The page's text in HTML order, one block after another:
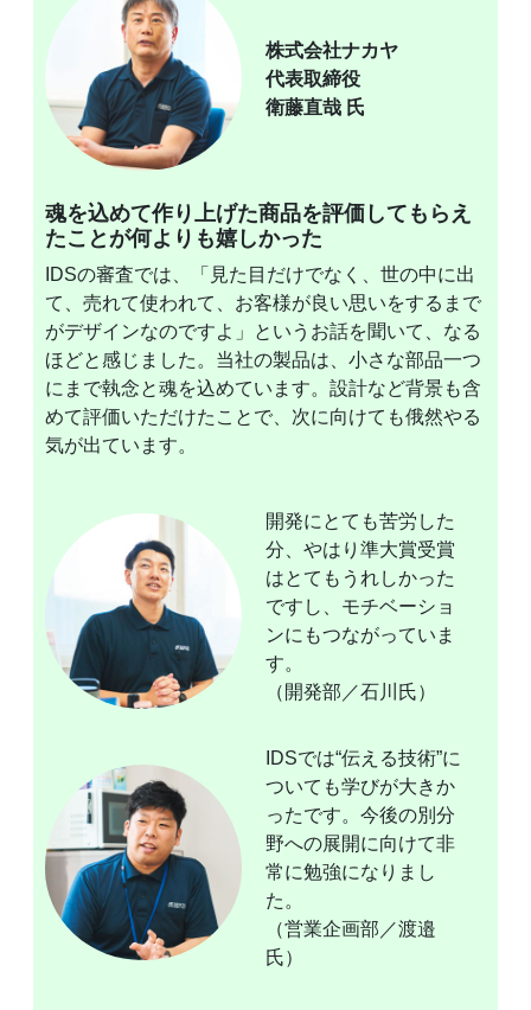
株式会社ナカヤ
代表取締役
衛藤直哉 氏
魂を込めて作り上げた商品を評価してもらえ
たことが何よりも嬉しかった
IDSの審査では、「見た目だけでなく、世の中に出
て、売れて使われて、お客様が良い思いをするまで
がデザインなのですよ」というお話を聞いて、なる
ほどと感じました。当社の製品は、小さな部品一つ
にまで執念と魂を込めています。設計など背景も含
めて評価いただけたことで、次に向けても俄然やる
気が出ています。
開発にとても苦労した
分、やはり準大賞受賞
はとてもうれしかった
ですし、モチベーショ
ンにもつながっていま
す。
（開発部／石川氏）
IDSでは“伝える技術”に
ついても学びが大きか
ったです。今後の別分
野への展開に向けて非
常に勉強になりまし
た。
（営業企画部／渡邉
氏）